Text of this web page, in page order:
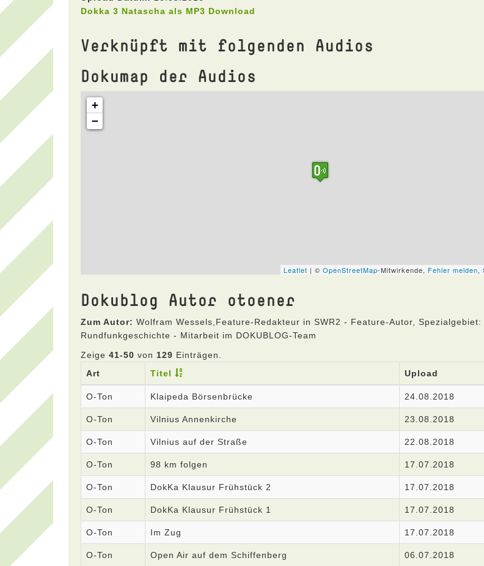
Dokka 3 Natascha als MP3 Download
Verknüpft mit folgenden Audios
Dokumap der Audios
Dokublog Autor otoener
Zum Autor: Wolfram Wessels,Feature-Redakteur in SWR2 - Feature-Autor, Spezialgebiet:
Rundfunkgeschichte - Mitarbeit im DOKUBLOG-Team
Zeige 41-50 von 129 Einträgen.
Art
Titel Upload
O-Ton Klaipeda Börsenbrücke 24.08.2018
O-Ton Vilnius Annenkirche 23.08.2018
O-Ton Vilnius auf der Straße 22.08.2018
O-Ton 98 km folgen 17.07.2018
O-Ton DokKa Klausur Frühstück 2 17.07.2018
O-Ton DokKa Klausur Frühstück 1 17.07.2018
O-Ton Im Zug 17.07.2018
O-Ton Open Air auf dem Schiffenberg 06.07.2018